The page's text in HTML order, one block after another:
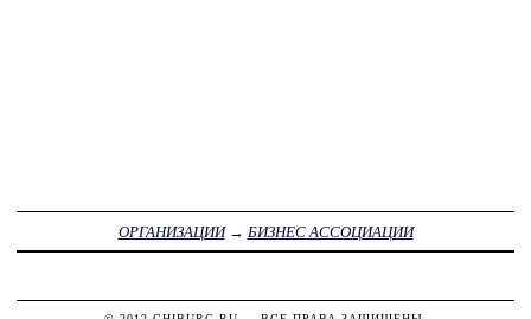
ОРГАНИЗАЦИИ→ БИЗНЕС АССОЦИАЦИИ